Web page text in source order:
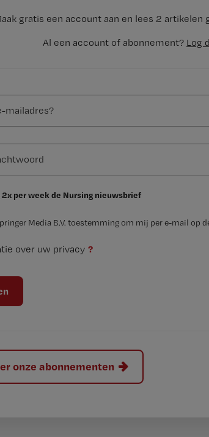
gratis een account aan en lees 2 artikelen
Al een account of abonnement? Log
2x per week de Nursing nieuwsbrief
Media B.V. toestemming om mij per e-mail op
over uw privacy ?
onze abonnementen